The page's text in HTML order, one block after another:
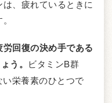
、疲れているときに
回復の決め手である
う。 ビタミンB群
栄養素のひとつで